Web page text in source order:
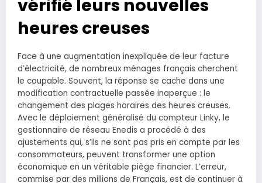
vérifié leurs nouvelles
heures creuses
Face à une augmentation inexpliquée de leur facture
d’électricité, de nombreux ménages français cherchent
le coupable. Souvent, la réponse se cache dans une
modification contractuelle passée inaperçue : le
changement des plages horaires des heures creuses.
Avec le déploiement généralisé du compteur Linky, le
gestionnaire de réseau Enedis a procédé à des
ajustements qui, s’ils ne sont pas pris en compte par les
consommateurs, peuvent transformer une option
économique en un véritable piège financier. L’erreur,
commise par des millions de Français, est de continuer à